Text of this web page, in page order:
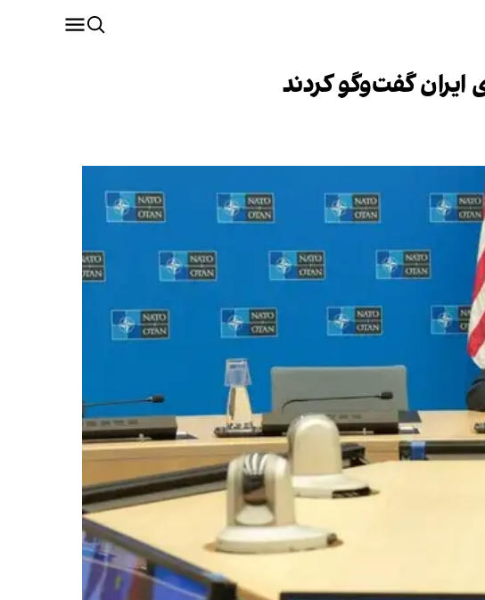
ایران گفت‌وگو کردند